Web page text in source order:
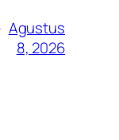
Agustus
8, 2026